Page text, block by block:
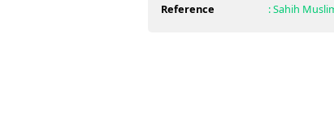
Reference :Sahih